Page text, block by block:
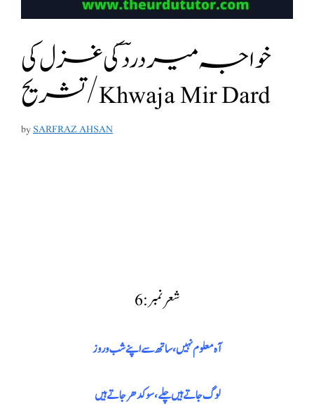
خواجہ میر درد ؔ کی غزل کی
تشریح/Khwaja Mir Dard
bySARFRAZ AHSAN
شعر نمبر:6
آہ معلوم نہیں ، ساتھ سے اپنےشب وروز
لوگ جاتے ہیں چلے ، سو کدھر جاتے ہیں